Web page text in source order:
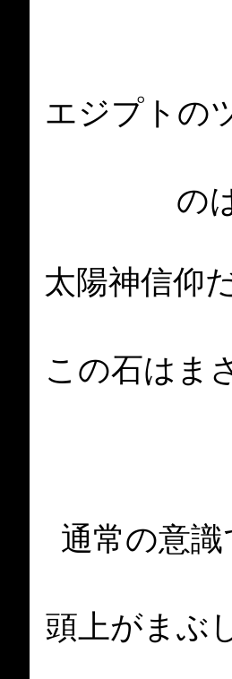
エジプトの
の
太陽神信仰
この石はま
通常の意
頭上がまぶ